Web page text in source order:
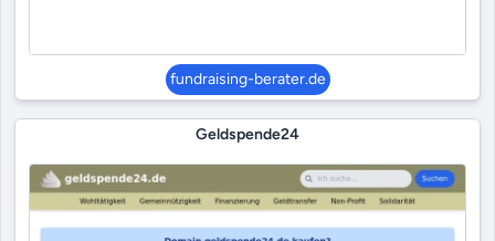
fundraising-berater.de
Geldspende24